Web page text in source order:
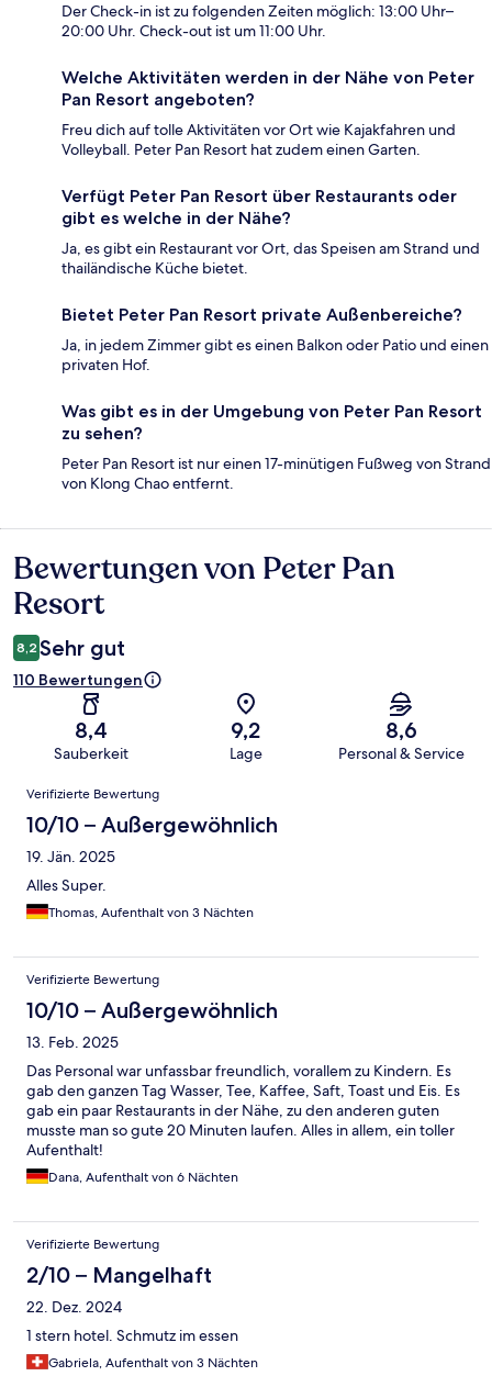
Der Check-in ist zu folgenden Zeiten möglich: 13:00 Uhr–
20:00 Uhr. Check-out ist um 11:00 Uhr.
Welche Aktivitäten werden in der Nähe von Peter
Pan Resort angeboten?
Freu dich auf tolle Aktivitäten vor Ort wie Kajakfahren und
Volleyball. Peter Pan Resort hat zudem einen Garten.
Verfügt Peter Pan Resort über Restaurants oder
gibt es welche in der Nähe?
Ja, es gibt ein Restaurant vor Ort, das Speisen am Strand und
thailändische Küche bietet.
Bietet Peter Pan Resort private Außenbereiche?
Ja, in jedem Zimmer gibt es einen Balkon oder Patio und einen
privaten Hof.
Was gibt es in der Umgebung von Peter Pan Resort
zu sehen?
Peter Pan Resort ist nur einen 17-minütigen Fußweg von Strand
von Klong Chao entfernt.
Bewertungen
Bewertungen von Peter Pan
Resort
8,2 Sehr gut
110 Bewertungen
8,4
Sauberkeit
9,2
Lage
8,6
Personal & Service
Bewertungen
Verifizierte Bewertung
10/10 – Außergewöhnlich
19. Jän. 2025
Alles Super.
Thomas, Aufenthalt von 3 Nächten
Verifizierte Bewertung
10/10 – Außergewöhnlich
13. Feb. 2025
Das Personal war unfassbar freundlich, vorallem zu Kindern. Es
gab den ganzen Tag Wasser, Tee, Kaffee, Saft, Toast und Eis. Es
gab ein paar Restaurants in der Nähe, zu den anderen guten
musste man so gute 20 Minuten laufen. Alles in allem, ein toller
Aufenthalt!
Dana, Aufenthalt von 6 Nächten
Verifizierte Bewertung
2/10 – Mangelhaft
22. Dez. 2024
1 stern hotel. Schmutz im essen
Gabriela, Aufenthalt von 3 Nächten